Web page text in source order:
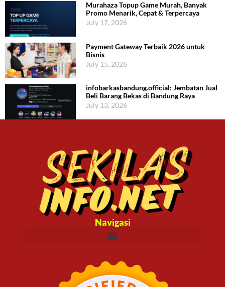
Murahaza Topup Game Murah, Banyak
Promo Menarik, Cepat & Terpercaya
July 17, 2026
Payment Gateway Terbaik 2026 untuk
Bisnis
July 15, 2026
infobarkasbandung.official: Jembatan Jual
Beli Barang Bekas di Bandung Raya
July 13, 2026
Navigasi